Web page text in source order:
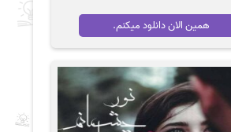
همین الان دانلود میکنم.